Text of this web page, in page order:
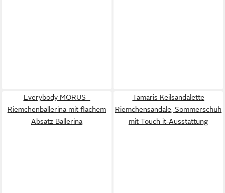
Everybody MORUS -
Riemchenballerina mit flachem
Absatz Ballerina
Tamaris Keilsandalette
Riemchensandale, Sommerschuh
mit Touch it-Ausstattung